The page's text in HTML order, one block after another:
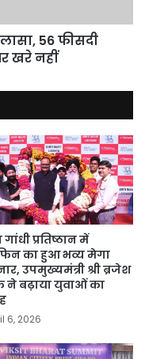
56 फीसदी
खरे नहीं
गांधी प्रतिष्ठान में
का हुआ भव्य मेगा
उपमुख्यमंत्री श्री ब्रजेश
ने बढ़ाया युवाओं का
6, 2026